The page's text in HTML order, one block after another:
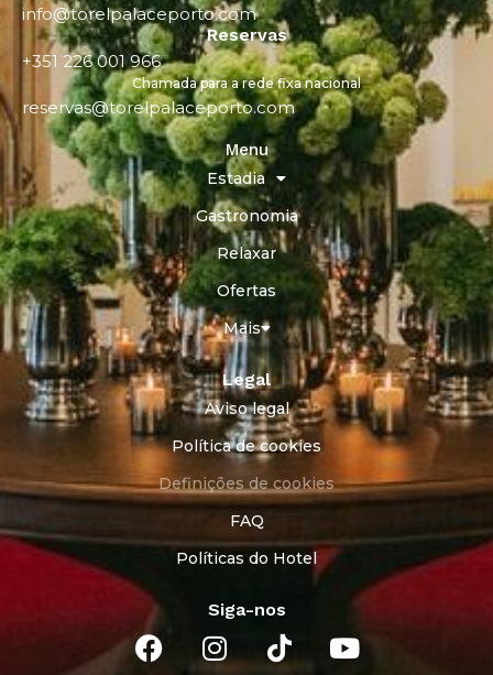
info@torelpalaceporto.com
Reservas
+351 226 001 966
Chamada para a rede fixa nacional
reservas@torelpalaceporto.com
Menu
Estadia
Gastronomia
Relaxar
Ofertas
Mais
Legal
Aviso legal
Política de cookies
Definições de cookies
FAQ
Políticas do Hotel
Siga-nos